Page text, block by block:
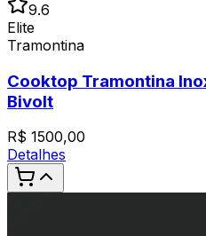
9.6
Elite
Tramontina
Cooktop Tramontina
Bivolt
R$ 1500,00
Detalhes